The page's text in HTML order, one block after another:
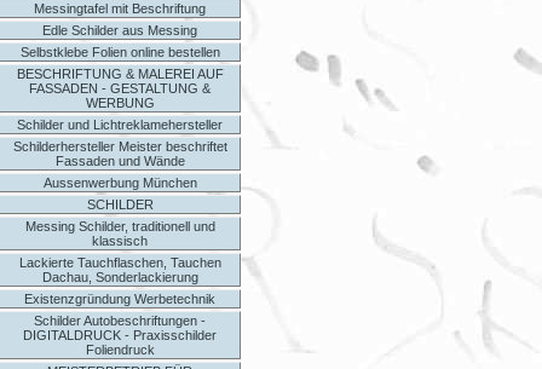
Messingtafel mit Beschriftung
Edle Schilder aus Messing
Selbstklebe Folien online bestellen
BESCHRIFTUNG & MALEREI AUF
FASSADEN - GESTALTUNG &
WERBUNG
Schilder und Lichtreklamehersteller
Schilderhersteller Meister beschriftet
Fassaden und Wände
Aussenwerbung München
SCHILDER
Messing Schilder, traditionell und
klassisch
Lackierte Tauchflaschen, Tauchen
Dachau, Sonderlackierung
Existenzgründung Werbetechnik
Schilder Autobeschriftungen -
DIGITALDRUCK - Praxisschilder
Foliendruck